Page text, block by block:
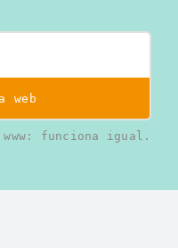
web
funciona igual.